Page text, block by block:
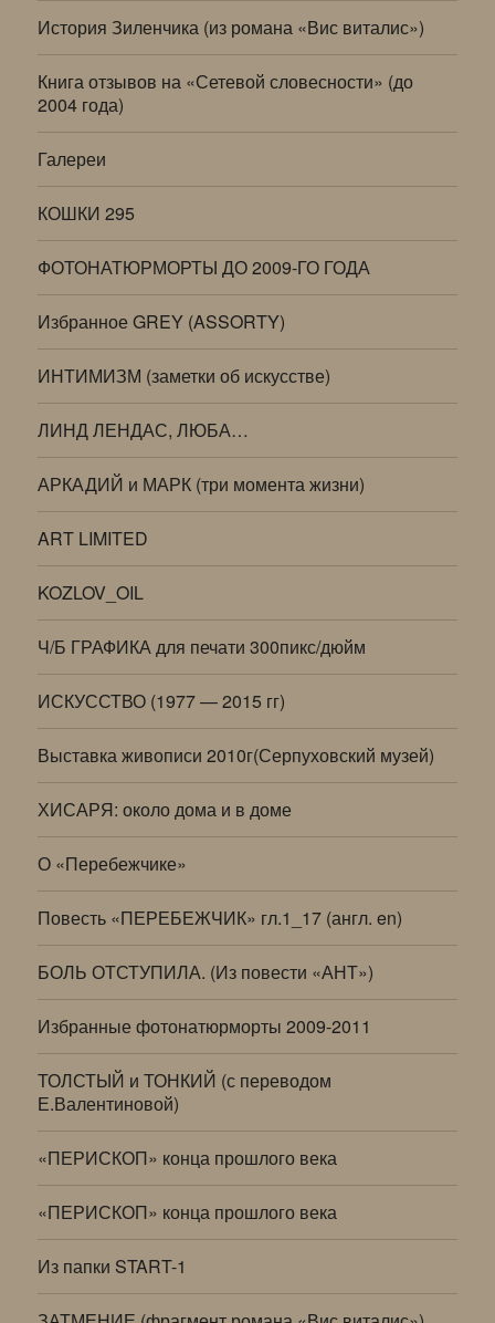
История Зиленчика (из романа «Вис виталис»)
Книга отзывов на «Сетевой словесности» (до
2004 года)
Галереи
КОШКИ 295
ФОТОНАТЮРМОРТЫ ДО 2009-ГО ГОДА
Избранное GREY (ASSORTY)
ИНТИМИЗМ (заметки об искусстве)
ЛИНД ЛЕНДАС, ЛЮБА…
АРКАДИЙ и МАРК (три момента жизни)
ART LIMITED
KOZLOV_OIL
Ч/Б ГРАФИКА для печати 300пикс/дюйм
ИСКУССТВО (1977 — 2015 гг)
Выставка живописи 2010г(Серпуховский музей)
ХИСАРЯ: около дома и в доме
О «Перебежчике»
Повесть «ПЕРЕБЕЖЧИК» гл.1_17 (англ. en)
БОЛЬ ОТСТУПИЛА. (Из повести «АНТ»)
Избранные фотонатюрморты 2009-2011
ТОЛСТЫЙ и ТОНКИЙ (с переводом
Е.Валентиновой)
«ПЕРИСКОП» конца прошлого века
«ПЕРИСКОП» конца прошлого века
Из папки START-1